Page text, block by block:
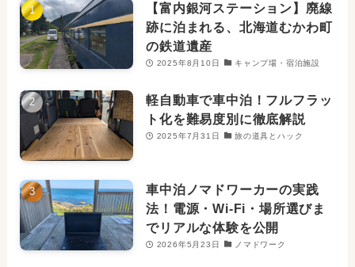
【富内銀河ステーション】廃線
跡に泊まれる、北海道むかわ町
の鉄道遺産
2025年8月10日 キャンプ場・宿泊施設
軽自動車で車中泊！フルフラッ
ト化を難易度別に徹底解説
2025年7月31日 旅の道具とハック
車中泊ノマドワーカーの実践
法！電源・Wi-Fi・場所選びま
でリアルな体験を公開
2026年5月23日 ノマドワーク